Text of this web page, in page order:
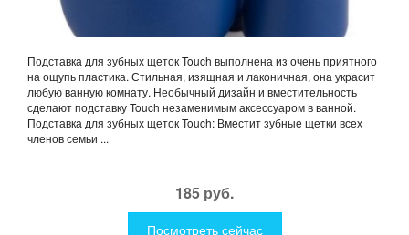
Подставка для зубных щеток Touch выполнена из очень приятного
на ощупь пластика. Стильная, изящная и лаконичная, она украсит
любую ванную комнату. Необычный дизайн и вместительность
сделают подставку Touch незаменимым аксессуаром в ванной.
Подставка для зубных щеток Touch: Вместит зубные щетки всех
членов семьи ...
185 руб.
Посмотреть сейчас